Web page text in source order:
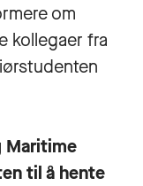
om
kollegaer fra
Maritime
til å hente